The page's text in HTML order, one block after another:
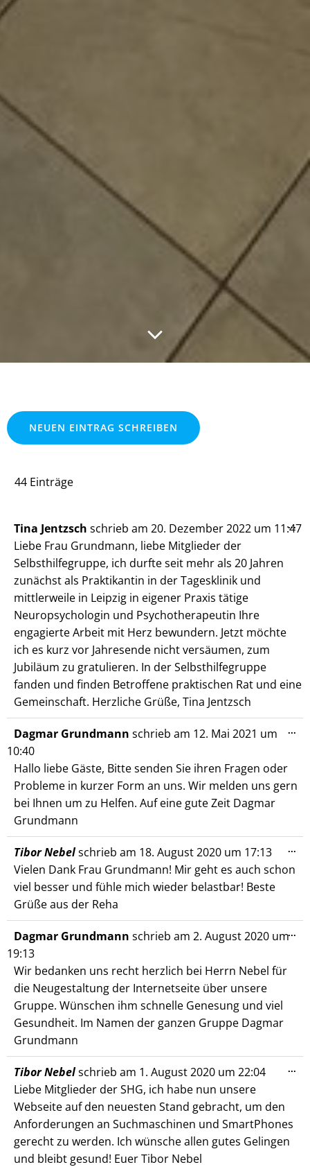
44 Einträge
Tina Jentzsch schrieb am 20. Dezember 2022 um 11:47
Liebe Frau Grundmann, liebe Mitglieder der
Selbsthilfegruppe, ich durfte seit mehr als 20 Jahren
zunächst als Praktikantin in der Tagesklinik und
mittlerweile in Leipzig in eigener Praxis tätige
Neuropsychologin und Psychotherapeutin Ihre
engagierte Arbeit mit Herz bewundern. Jetzt möchte
ich es kurz vor Jahresende nicht versäumen, zum
Jubiläum zu gratulieren. In der Selbsthilfegruppe
fanden und finden Betroffene praktischen Rat und eine
Gemeinschaft. Herzliche Grüße, Tina Jentzsch
...
Dagmar Grundmann schrieb am 12. Mai 2021 um
10:40
Hallo liebe Gäste, Bitte senden Sie ihren Fragen oder
Probleme in kurzer Form an uns. Wir melden uns gern
bei Ihnen um zu Helfen. Auf eine gute Zeit Dagmar
Grundmann
...
Tibor Nebelschrieb am 18. August 2020 um 17:13
Vielen Dank Frau Grundmann! Mir geht es auch schon
viel besser und fühle mich wieder belastbar! Beste
Grüße aus der Reha
...
Dagmar Grundmann schrieb am 2. August 2020 um
19:13
Wir bedanken uns recht herzlich bei Herrn Nebel für
die Neugestaltung der Internetseite über unsere
Gruppe. Wünschen ihm schnelle Genesung und viel
Gesundheit. Im Namen der ganzen Gruppe Dagmar
Grundmann
...
Tibor Nebelschrieb am 1. August 2020 um 22:04
Liebe Mitglieder der SHG, ich habe nun unsere
Webseite auf den neuesten Stand gebracht, um den
Anforderungen an Suchmaschinen und SmartPhones
gerecht zu werden. Ich wünsche allen gutes Gelingen
und bleibt gesund! Euer Tibor Nebel
...